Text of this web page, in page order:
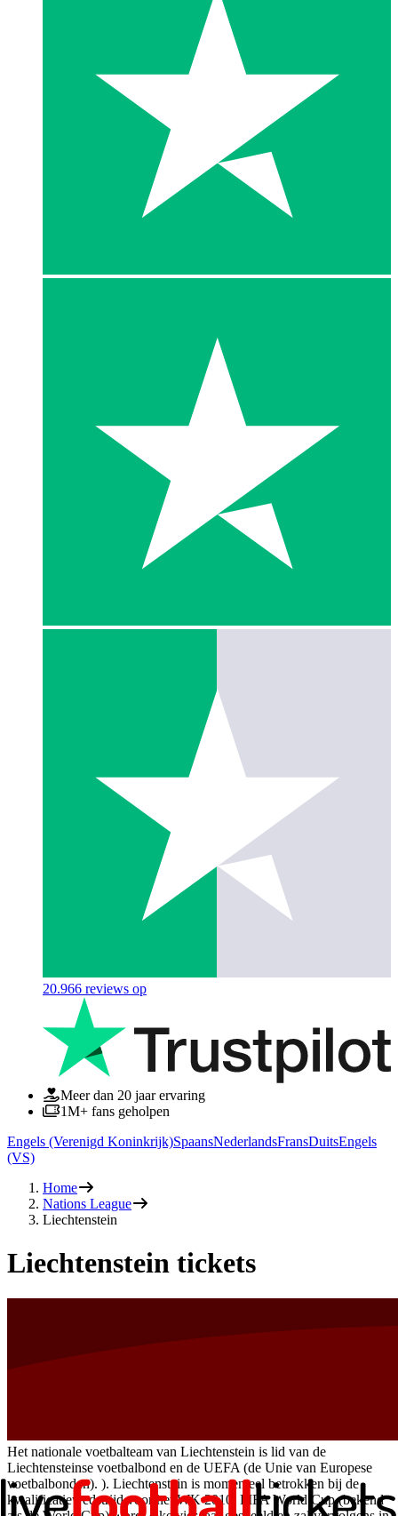
20.966 reviews op
Meer dan 20 jaar ervaring
1M+ fans geholpen
Engels (Verenigd Koninkrijk)SpaansNederlandsFransDuitsEngels
(VS)
Home
Nations League
Liechtenstein
Liechtenstein tickets
Het nationale voetbalteam van Liechtenstein is lid van de
Liechtensteinse voetbalbond en de UEFA (de Unie van Europese
voetbalbonden). ). Liechtenstein is momenteel betrokken bij de
kwalificatiewedstrijd voor het WK 2010. FIFA World Cup (bekend